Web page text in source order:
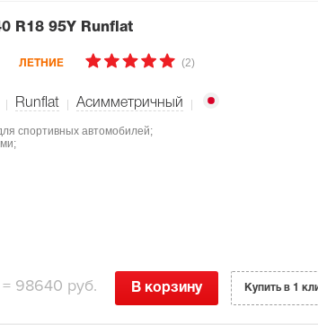
R18 95Y Runflat
ЛЕТНИЕ (2)
Runflat Асимметричный
спортивных автомобилей;
= 98640 руб. В корзину Купить в 1